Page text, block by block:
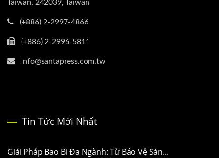
Taiwan, 242039, Taiwan
(+886) 2-2997-4866
(+886) 2-2996-5811
info@santapress.com.tw
Tin Tức Mới Nhất
Giải Pháp Bao Bì Đa Ngành: Từ Bảo Vệ Sản...